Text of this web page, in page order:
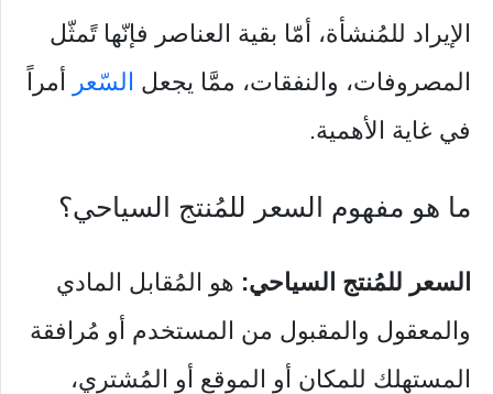
الإيراد للمُنشأة، أمّا بقية العناصر فإنّها تًمثّل
المصروفات، والنفقات، ممَّا يجعل السّعر أمراً
في غاية الأهمية.
ما هو مفهوم السعر للمُنتج السياحي؟
السعر للمُنتج السياحي: هو المُقابل المادي
والمعقول والمقبول من المستخدم أو مُرافقة
المستهلك للمكان أو الموقع أو المُشتري،